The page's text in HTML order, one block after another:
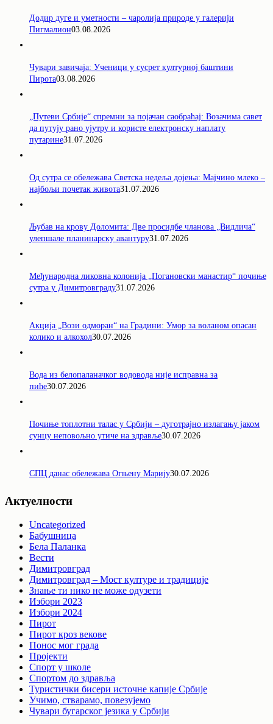
Додир дуге и уметности – чаролија природе у галерији
Пигмалион03.08.2026
Чувари завичаја: Ученици у сусрет културној баштини
Пирота03.08.2026
„Путеви Србије“ спремни за појачан саобраћај: Возачима савет
да путују рано ујутру и користе електронску наплату
путарине31.07.2026
Од сутра се обележава Светска недеља дојења: Мајчино млеко –
најбољи почетак живота31.07.2026
Љубав на крову Доломита: Две просидбе чланова „Видлича“
улепшале планинарску авантуру31.07.2026
Међународна ликовна колонија „Погановски манастир“ почиње
сутра у Димитровграду31.07.2026
Акција „Вози одморан“ на Градини: Умор за воланом опасан
колико и алкохол30.07.2026
Вода из белопаланачког водовода није исправна за
пиће30.07.2026
Почиње топлотни талас у Србији – дуготрајно излагању јаком
сунцу неповољно утиче на здравље30.07.2026
СПЦ данас обележава Огњену Марију30.07.2026
Актуелности
Uncategorized
Бабушница
Бела Паланка
Вести
Димитровград
Димитровград – Мост културе и традиције
Знање ти нико не може одузети
Избори 2023
Избори 2024
Пирот
Пирот кроз векове
Понос мог града
Пројекти
Спорт у школе
Спортом до здравља
Туристички бисери источне капије Србије
Учимо, стварамо, повезујемо
Чувари бугарског језика у Србији